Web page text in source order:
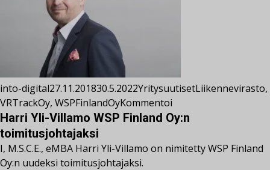
into-digital27.11.201830.5.2022YritysuutisetLiikennevirasto,
VRTrackOy, WSPFinlandOyKommentoi
Harri Yli-Villamo WSP Finland Oy:n
toimitusjohtajaksi
I, M.S.C.E., eMBA Harri Yli-Villamo on nimitetty WSP Finland
Oy:n uudeksi toimitusjohtajaksi.